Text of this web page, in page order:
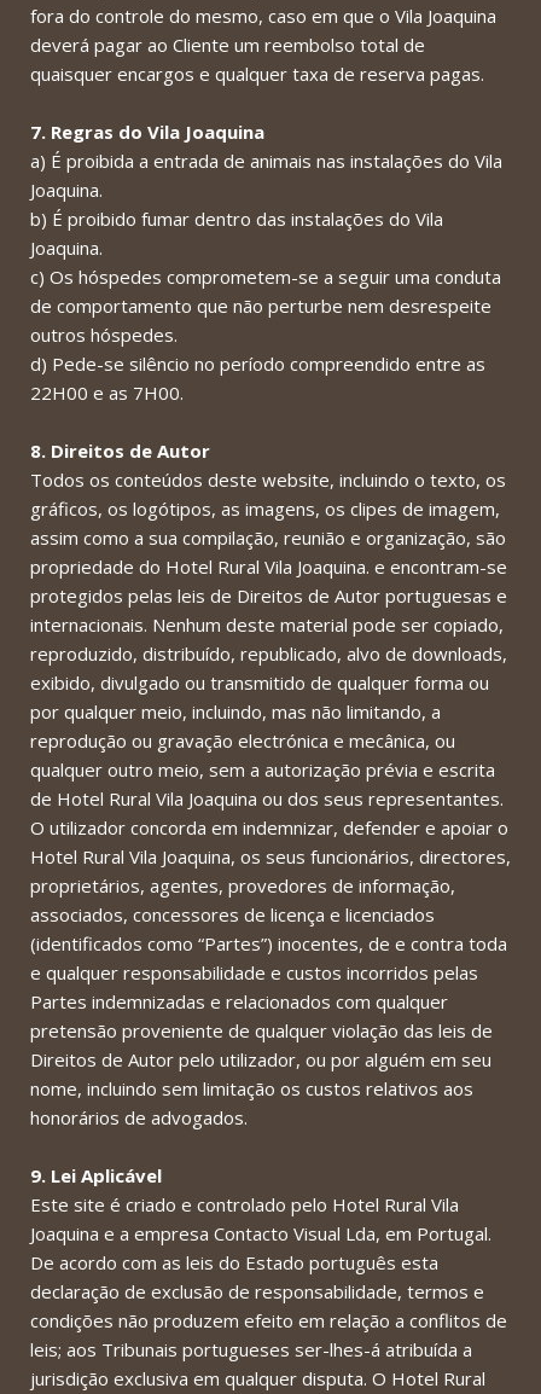
fora do controle do mesmo, caso em que o Vila Joaquina
deverá pagar ao Cliente um reembolso total de
quaisquer encargos e qualquer taxa de reserva pagas.
7. Regras do Vila Joaquina
a) É proibida a entrada de animais nas instalações do Vila
Joaquina.
b) É proibido fumar dentro das instalações do Vila
Joaquina.
c) Os hóspedes comprometem-se a seguir uma conduta
de comportamento que não perturbe nem desrespeite
outros hóspedes.
d) Pede-se silêncio no período compreendido entre as
22H00 e as 7H00.
8. Direitos de Autor
Todos os conteúdos deste website, incluindo o texto, os
gráficos, os logótipos, as imagens, os clipes de imagem,
assim como a sua compilação, reunião e organização, são
propriedade do Hotel Rural Vila Joaquina. e encontram-se
protegidos pelas leis de Direitos de Autor portuguesas e
internacionais. Nenhum deste material pode ser copiado,
reproduzido, distribuído, republicado, alvo de downloads,
exibido, divulgado ou transmitido de qualquer forma ou
por qualquer meio, incluindo, mas não limitando, a
reprodução ou gravação electrónica e mecânica, ou
qualquer outro meio, sem a autorização prévia e escrita
de Hotel Rural Vila Joaquina ou dos seus representantes.
O utilizador concorda em indemnizar, defender e apoiar o
Hotel Rural Vila Joaquina, os seus funcionários, directores,
proprietários, agentes, provedores de informação,
associados, concessores de licença e licenciados
(identificados como “Partes”) inocentes, de e contra toda
e qualquer responsabilidade e custos incorridos pelas
Partes indemnizadas e relacionados com qualquer
pretensão proveniente de qualquer violação das leis de
Direitos de Autor pelo utilizador, ou por alguém em seu
nome, incluindo sem limitação os custos relativos aos
honorários de advogados.
9. Lei Aplicável
Este site é criado e controlado pelo Hotel Rural Vila
Joaquina e a empresa Contacto Visual Lda, em Portugal.
De acordo com as leis do Estado português esta
declaração de exclusão de responsabilidade, termos e
condições não produzem efeito em relação a conflitos de
leis; aos Tribunais portugueses ser-lhes-á atribuída a
jurisdição exclusiva em qualquer disputa. O Hotel Rural